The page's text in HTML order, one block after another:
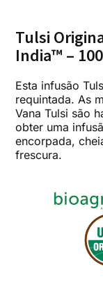
Tulsi
India™ –
Esta infusão
requintada. As
Vana Tulsi são
obter uma
encorpada,
frescura.